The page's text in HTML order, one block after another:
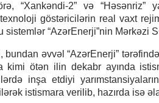
“Xankəndi-2” və “Həsənriz”
göstəricilərin real vaxt
sistemlər “AzərEnerji”nin Mərkəzi
bundan əvvəl “AzərEnerji”
kimi ötən ilin dekabr ayında
inşa etdiyi
istismara verilib, hazırda isə